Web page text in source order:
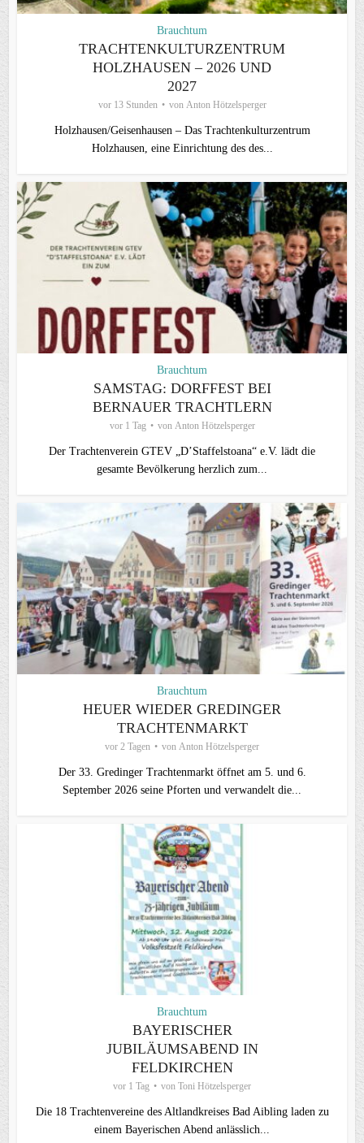
Brauchtum
TRACHTENKULTURZENTRUM
HOLZHAUSEN – 2026 UND
2027
vor 13 Stunden von Anton Hötzelsperger
Holzhausen/Geisenhausen – Das Trachtenkulturzentrum
Holzhausen, eine Einrichtung des des...
Brauchtum
SAMSTAG: DORFFEST BEI
BERNAUER TRACHTLERN
vor 1 Tag von Anton Hötzelsperger
Der Trachtenverein GTEV „D’Staffelstoana“ e.V. lädt die
gesamte Bevölkerung herzlich zum...
Brauchtum
HEUER WIEDER GREDINGER
TRACHTENMARKT
vor 2 Tagen von Anton Hötzelsperger
Der 33. Gredinger Trachtenmarkt öffnet am 5. und 6.
September 2026 seine Pforten und verwandelt die...
Brauchtum
BAYERISCHER
JUBILÄUMSABEND IN
FELDKIRCHEN
vor 1 Tag von Toni Hötzelsperger
Die 18 Trachtenvereine des Altlandkreises Bad Aibling laden zu
einem Bayerischen Abend anlässlich...